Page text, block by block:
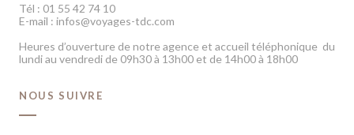
Tél : 01 55 42 74 10
E-mail : infos@voyages-tdc.com
Heures d’ouverture de notre agence et accueil téléphonique du
lundi au vendredi de 09h30 à 13h00 et de 14h00 à 18h00
NOUS SUIVRE